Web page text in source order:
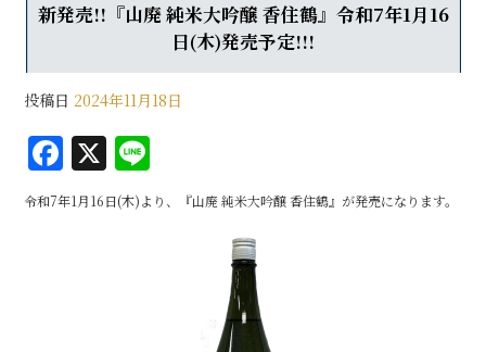
新発売!!『山廃 純米大吟醸 香住鶴』令和7年1月16
日(木)発売予定!!!
投稿日 2024年11月18日
F
a
c
X
n
e
令和7年1月16日(木)より、『山廃 純米大吟醸 香住鶴』が発売になります。